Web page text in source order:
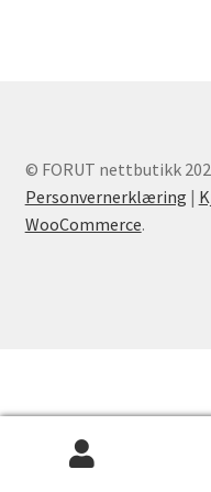
© FORUT nettbutikk
Personvernerklæring |
WooCommerce.